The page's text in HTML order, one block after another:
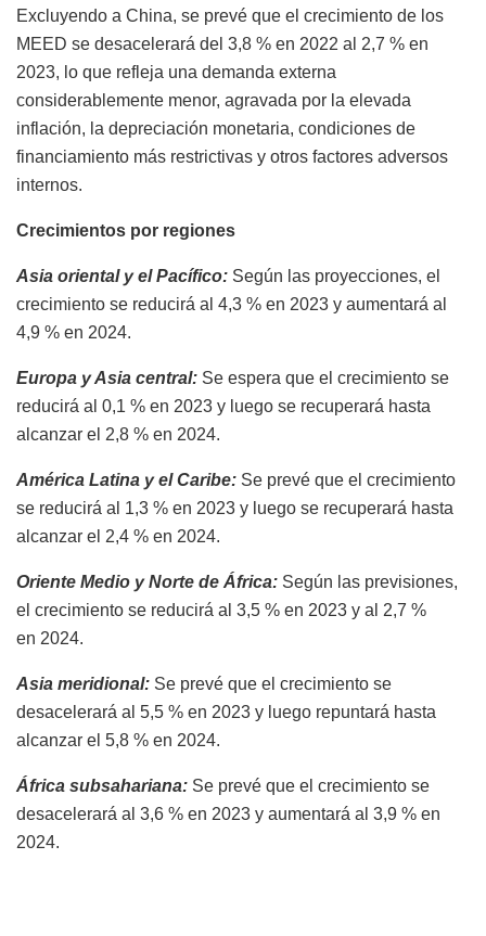
Excluyendo a China, se prevé que el crecimiento de los
MEED se desacelerará del 3,8 % en 2022 al 2,7 % en
2023, lo que refleja una demanda externa
considerablemente menor, agravada por la elevada
inflación, la depreciación monetaria, condiciones de
financiamiento más restrictivas y otros factores adversos
internos.
Crecimientos por regiones
Asia oriental y el Pacífico: Según las proyecciones, el
crecimiento se reducirá al 4,3 % en 2023 y aumentará al
4,9 % en 2024.
Europa y Asia central: Se espera que el crecimiento se
reducirá al 0,1 % en 2023 y luego se recuperará hasta
alcanzar el 2,8 % en 2024.
América Latina y el Caribe: Se prevé que el crecimiento
se reducirá al 1,3 % en 2023 y luego se recuperará hasta
alcanzar el 2,4 % en 2024.
Oriente Medio y Norte de África: Según las previsiones,
el crecimiento se reducirá al 3,5 % en 2023 y al 2,7 %
en 2024.
Asia meridional: Se prevé que el crecimiento se
desacelerará al 5,5 % en 2023 y luego repuntará hasta
alcanzar el 5,8 % en 2024.
África subsahariana: Se prevé que el crecimiento se
desacelerará al 3,6 % en 2023 y aumentará al 3,9 % en
2024.